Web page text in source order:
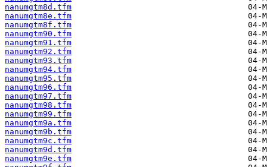
nanumgtm8d.tfm
nanumgtm8e.tfm
nanumgtm8f.tfm
nanumgtm90.tfm
nanumgtm91.tfm
nanumgtm92.tfm
nanumgtm93.tfm
nanumgtm94.tfm
nanumgtm95.tfm
nanumgtm96.tfm
nanumgtm97.tfm
nanumgtm98.tfm
nanumgtm99.tfm
nanumgtm9a.tfm
nanumgtm9b.tfm
nanumgtm9c.tfm
nanumgtm9d.tfm
nanumgtm9e.tfm